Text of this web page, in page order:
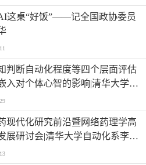
这桌“好饭”——记全国政协委员
判断自动化程度等四个层面评估
入对个体心智的影响|清华大学等
合发布《智能社会就绪度指数》
现代化研究前沿暨网络药理学高
展研讨会|清华大学自动化系李梢
主题报告